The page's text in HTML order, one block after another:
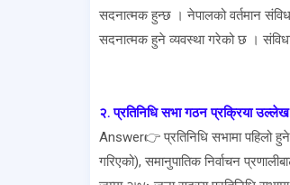
सदनात्मक हुन्छ । नेपालको वर्तमान
सदनात्मक हुने व्यवस्था गरेको छ ।
२. प्रतिनिधि सभा गठन प्रक्रिया उल्लेख
Answer👉 प्रतिनिधि सभामा पहिलो हुने
गरिएको), समानुपातिक निर्वाचन